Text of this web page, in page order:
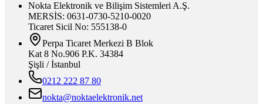
Nokta Elektronik ve Bilişim Sistemleri A.Ş.
MERSİS: 0631-0730-5210-0020
Ticaret Sicil No: 555138-0
Perpa Ticaret Merkezi B Blok
Kat 8 No.906 P.K. 34384
Şişli / İstanbul
0212 222 87 80
nokta@noktaelektronik.net